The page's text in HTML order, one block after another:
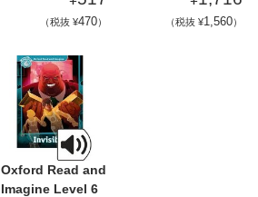
（税抜 ¥470） （税抜 ¥1,560）
Oxford Read and
Imagine Level 6